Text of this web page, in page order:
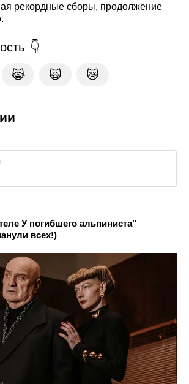
рекордные сборы, продолжение
😹 🙀 😿
У погибшего альпиниста"
всех!)